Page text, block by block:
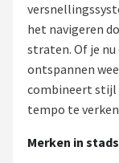
Basil
Volare
ABUS
het navigeren
straten. Of je
ontspannen
combineert stijl
tempo te
Merken in